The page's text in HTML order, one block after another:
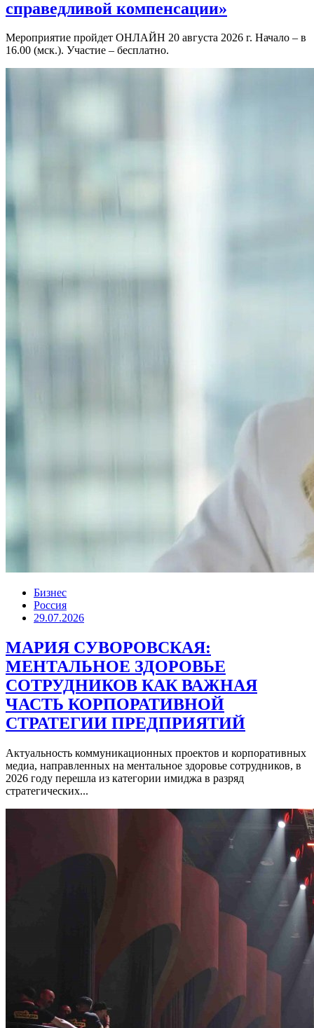
справедливой компенсации»
Мероприятие пройдет ОНЛАЙН 20 августа 2026 г. Начало – в
16.00 (мск.). Участие – бесплатно.
Бизнес
Россия
29.07.2026
МАРИЯ СУВОРОВСКАЯ:
МЕНТАЛЬНОЕ ЗДОРОВЬЕ
СОТРУДНИКОВ КАК ВАЖНАЯ
ЧАСТЬ КОРПОРАТИВНОЙ
СТРАТЕГИИ ПРЕДПРИЯТИЙ
Актуальность коммуникационных проектов и корпоративных
медиа, направленных на ментальное здоровье сотрудников, в
2026 году перешла из категории имиджа в разряд
стратегических...